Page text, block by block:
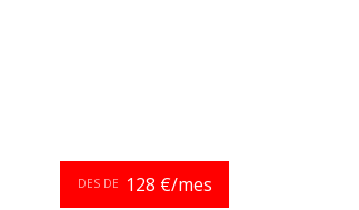
DES DE 128 €/mes